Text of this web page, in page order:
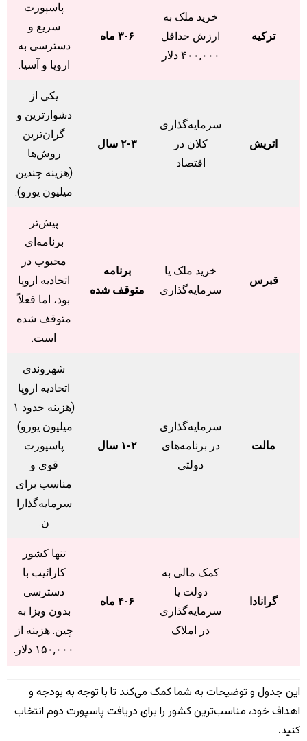
ترکیه
خرید ملک به
ارزش حداقل
۴۰۰,۰۰۰ دلار
۳-۶ ماه
پاسپورت
سریع و
دسترسی به
اروپا و آسیا.
اتریش
سرمایه‌گذاری
کلان در
اقتصاد
۲-۳ سال
یکی از
دشوارترین و
گران‌ترین
روش‌ها
(هزینه چندین
میلیون یورو).
قبرس
خرید ملک یا
سرمایه‌گذاری
برنامه
متوقف شده
پیش‌تر
برنامه‌ای
محبوب در
اتحادیه اروپا
بود، اما فعلاً
متوقف شده
است.
مالت
سرمایه‌گذاری
در برنامه‌های
دولتی
۱-۲ سال
شهروندی
اتحادیه اروپا
(هزینه حدود ۱
میلیون یورو).
پاسپورت
قوی و
مناسب برای
سرمایه‌گذارا
ن.
گرانادا
کمک مالی به
دولت یا
سرمایه‌گذاری
در املاک
۴-۶ ماه
تنها کشور
کارائیب با
دسترسی
بدون ویزا به
چین. هزینه از
۱۵۰,۰۰۰ دلار.
این جدول و توضیحات به شما کمک می‌کند تا با توجه به بودجه و
اهداف خود، مناسب‌ترین کشور را برای دریافت پاسپورت دوم انتخاب
کنید.